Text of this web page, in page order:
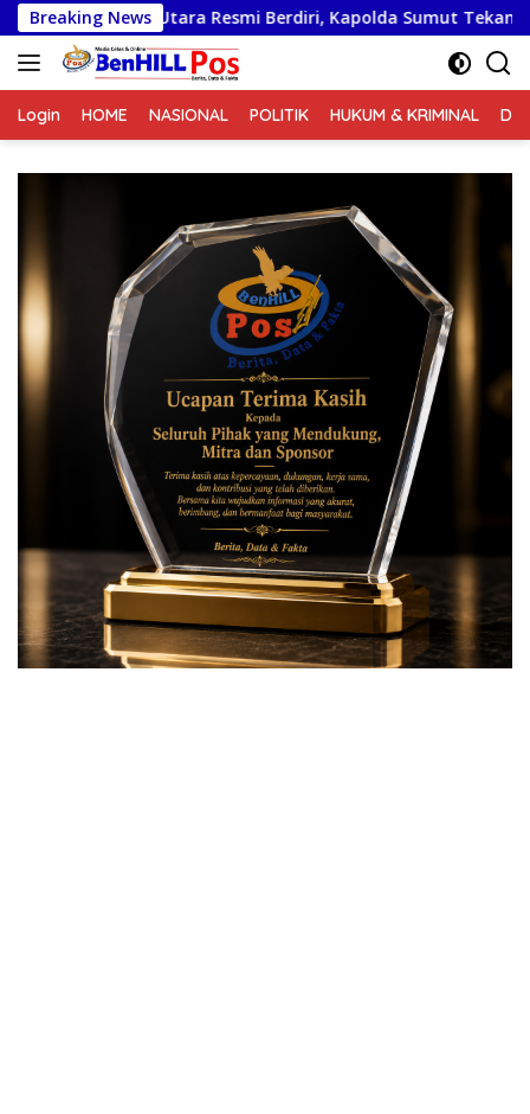
Langsung
ke
konten
Breaking News
Resmi Berdiri, Kapolda Sumut Tekankan Pelayanan
Login HOME NASIONAL POLITIK HUKUM & KRIMINAL